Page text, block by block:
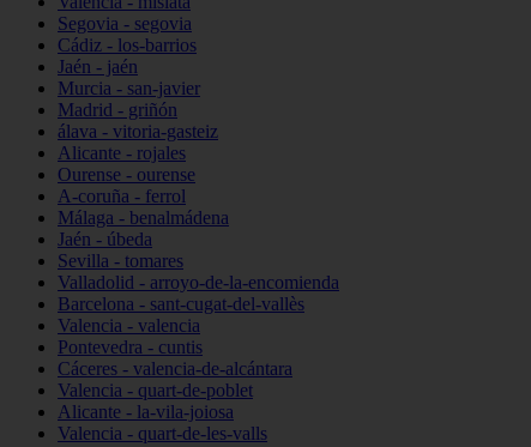
Segovia - segovia
Cádiz - los-barrios
Jaén - jaén
Murcia - san-javier
Madrid - griñón
álava - vitoria-gasteiz
Alicante - rojales
Ourense - ourense
A-coruña - ferrol
Málaga - benalmádena
Jaén - úbeda
Sevilla - tomares
Valladolid - arroyo-de-la-encomienda
Barcelona - sant-cugat-del-vallès
Valencia - valencia
Pontevedra - cuntis
Cáceres - valencia-de-alcántara
Valencia - quart-de-poblet
Alicante - la-vila-joiosa
Valencia - quart-de-les-valls